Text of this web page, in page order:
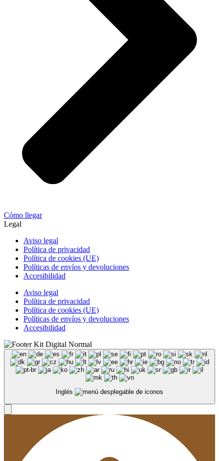
Cómo llegar
Legal
Aviso legal
Política de privacidad
Política de cookies (UE)
Políticas de envíos y devoluciones
Accesibilidad
Aviso legal
Política de privacidad
Política de cookies (UE)
Políticas de envíos y devoluciones
Accesibilidad
Inglés